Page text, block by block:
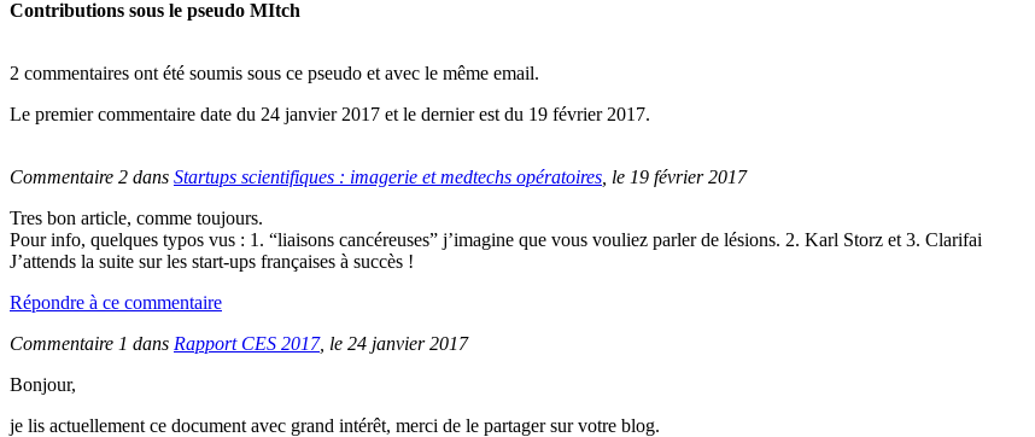
Contributions sous le pseudo MItch
2 commentaires ont été soumis sous ce pseudo et avec le même email.
Le premier commentaire date du 24 janvier 2017 et le dernier est du 19 février 2017.
Commentaire 2 dans Startups scientifiques : imagerie et medtechs opératoires , le 19 février 2017
Tres bon article, comme toujours.
Pour info, quelques typos vus : 1. “liaisons cancéreuses” j’imagine que vous vouliez parler de lésions. 2. Karl Storz et 3. Clarifai
J’attends la suite sur les start-ups françaises à succès !
Répondre à ce commentaire
Commentaire 1 dans Rapport CES 2017, le 24 janvier 2017
Bonjour,
je lis actuellement ce document avec grand intérêt, merci de le partager sur votre blog.